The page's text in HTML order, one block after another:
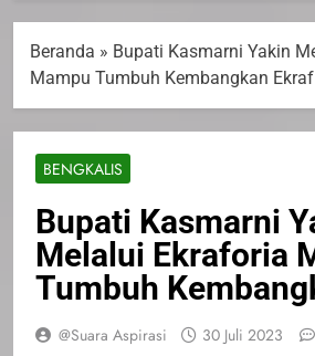
Beranda » Bupati Kasmarni Yakin
Mampu Tumbuh Kembangkan Ekraf
BENGKALIS
Bupati Kasmarni
Melalui Ekraforia
Tumbuh
@Suara Aspirasi 30 Juli 2023